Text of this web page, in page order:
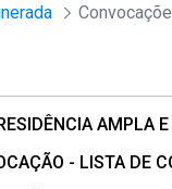
Superior
AMPLA
- LISTA DE